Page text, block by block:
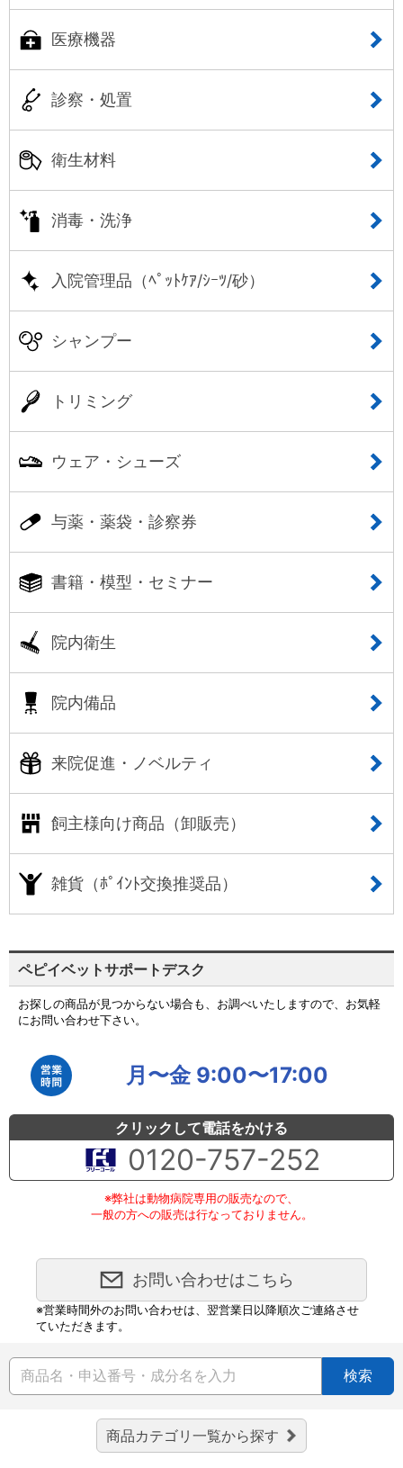
医療機器
診察・処置
衛生材料
消毒・洗浄
入院管理品（ﾍﾟｯﾄｹｱ/ｼｰﾂ/砂）
シャンプー
トリミング
ウェア・シューズ
与薬・薬袋・診察券
書籍・模型・セミナー
院内衛生
院内備品
来院促進・ノベルティ
飼主様向け商品（卸販売）
雑貨（ﾎﾟｲﾝﾄ交換推奨品）
ペピイベットサポートデスク
お探しの商品が見つからない場合も、お調べいたしますので、お気軽
にお問い合わせ下さい。
月〜金 9:00〜17:00
クリックして電話をかける
0120-757-252
※弊社は動物病院専用の販売なので、
一般の方への販売は行なっておりません。
お問い合わせはこちら
※営業時間外のお問い合わせは、翌営業日以降順次ご連絡させ
ていただきます。
検索
商品カテゴリ一覧から探す